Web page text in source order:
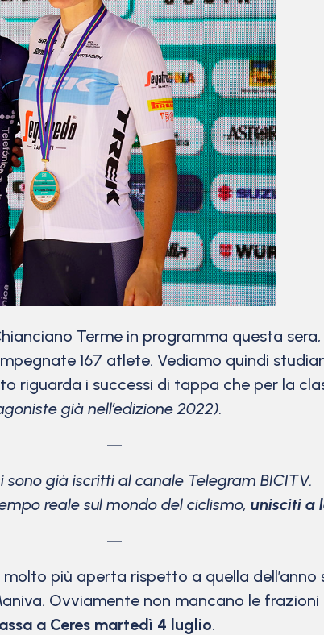
Terme in programma questa
167 atlete. Vediamo quindi
riguarda i successi di tappa che per la
già nell’edizione 2022).
—
sono già iscritti al canale Telegram BICITV.
reale sul mondo del ciclismo, unisciti a
—
più aperta rispetto a quella
Ovviamente non mancano le
a Ceres martedì 4 luglio.